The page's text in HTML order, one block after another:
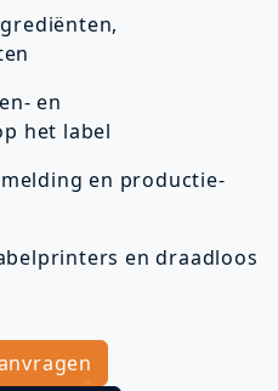
en
het label
en productie-
en draadloos